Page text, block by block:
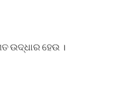
ଉଦ୍ଧାର ହେଉ ।